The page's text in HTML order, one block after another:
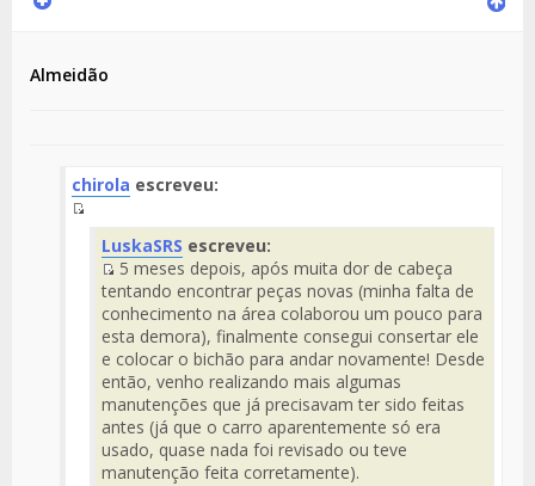
Almeidão
chirola escreveu:
Fuente
del
Mensaje
LuskaSRS escreveu:
Fuente
del
Mensaje
5 meses depois, após muita dor de cabeça
tentando encontrar peças novas (minha falta de
conhecimento na área colaborou um pouco para
esta demora), finalmente consegui consertar ele
e colocar o bichão para andar novamente! Desde
então, venho realizando mais algumas
manutenções que já precisavam ter sido feitas
antes (já que o carro aparentemente só era
usado, quase nada foi revisado ou teve
manutenção feita corretamente).